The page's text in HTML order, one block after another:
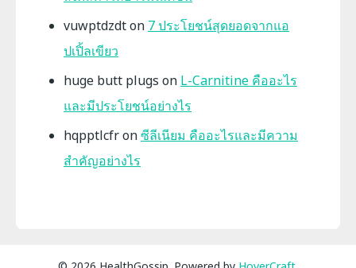
vuwptdzdton 7 ประโยชน์สุดยอดจากแอ
ปเปิ้ลเขียว
huge butt plugs on L-Carnitine คืออะไร
และมีประโยชน์อย่างไร
hqpptlcfronซีลีเนียม คืออะไรและมีความ
สำคัญอย่างไร